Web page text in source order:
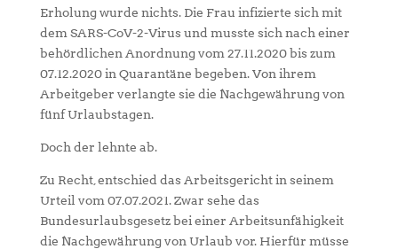
Erholung wurde nichts. Die Frau infizierte sich mit
dem SARS-CoV-2-Virus und musste sich nach einer
behördlichen Anordnung vom 27.11.2020 bis zum
07.12.2020 in Quarantäne begeben. Von ihrem
Arbeitgeber verlangte sie die Nachgewährung von
fünf Urlaubstagen.
Doch der lehnte ab.
Zu Recht, entschied das Arbeitsgericht in seinem
Urteil vom 07.07.2021. Zwar sehe das
Bundesurlaubsgesetz bei einer Arbeitsunfähigkeit
die Nachgewährung von Urlaub vor. Hierfür müsse